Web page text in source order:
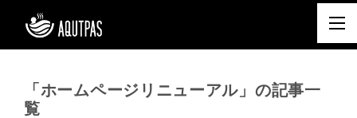
「ホームページリニューアル」の記事一
覧